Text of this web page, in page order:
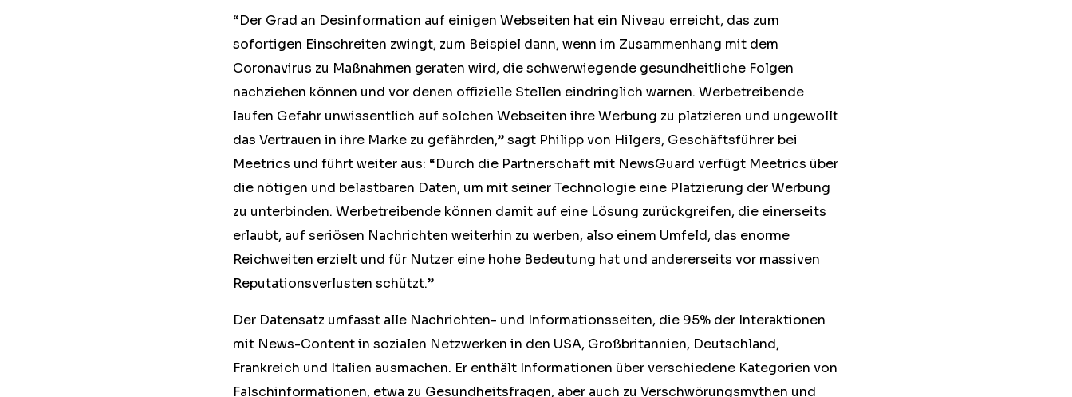
“Der Grad an Desinformation auf einigen Webseiten hat ein Niveau erreicht, das zum
sofortigen Einschreiten zwingt, zum Beispiel dann, wenn im Zusammenhang mit dem
Coronavirus zu Maßnahmen geraten wird, die schwerwiegende gesundheitliche Folgen
nachziehen können und vor denen offizielle Stellen eindringlich warnen. Werbetreibende
laufen Gefahr unwissentlich auf solchen Webseiten ihre Werbung zu platzieren und ungewollt
das Vertrauen in ihre Marke zu gefährden,” sagt Philipp von Hilgers, Geschäftsführer bei
Meetrics und führt weiter aus: “Durch die Partnerschaft mit NewsGuard verfügt Meetrics über
die nötigen und belastbaren Daten, um mit seiner Technologie eine Platzierung der Werbung
zu unterbinden. Werbetreibende können damit auf eine Lösung zurückgreifen, die einerseits
erlaubt, auf seriösen Nachrichten weiterhin zu werben, also einem Umfeld, das enorme
Reichweiten erzielt und für Nutzer eine hohe Bedeutung hat und andererseits vor massiven
Reputationsverlusten schützt.”
Der Datensatz umfasst alle Nachrichten- und Informationsseiten, die 95% der Interaktionen
mit News-Content in sozialen Netzwerken in den USA, Großbritannien, Deutschland,
Frankreich und Italien ausmachen. Er enthält Informationen über verschiedene Kategorien von
Falschinformationen, etwa zu Gesundheitsfragen, aber auch zu Verschwörungsmythen und